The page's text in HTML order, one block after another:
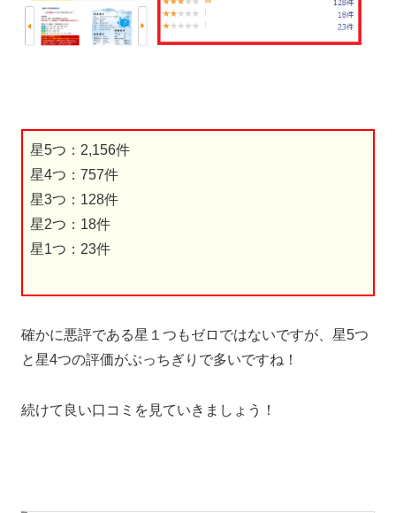
星5つ：2,156件
星4つ：757件
星3つ：128件
星2つ：18件
星1つ：23件
確かに悪評である星１つもゼロではないですが、星5つ
と星4つの評価がぶっちぎりで多いですね！
続けて良い口コミを見ていきましょう！